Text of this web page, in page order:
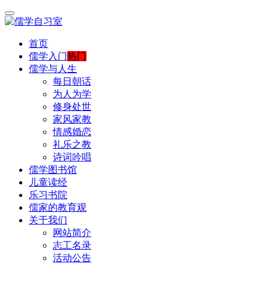
首页
儒学入门热门
儒学与人生
每日朝话
为人为学
修身处世
家风家教
情感婚恋
礼乐之教
诗词吟唱
儒学图书馆
儿童读经
乐习书院
儒家的教育观
关于我们
网站简介
志工名录
活动公告